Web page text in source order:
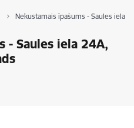
Nekustamais īpašums - Saules iela
- Saules iela 24A,